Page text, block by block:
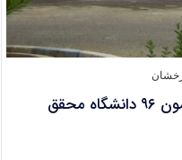
اعلام نتایج کارشناسی ارشد بدون آزمون ۹۶ دانشگاه محقق